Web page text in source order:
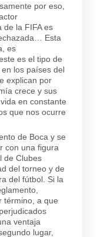
por eso,
de la FIFA es
Esta
es
es el tipo de
los países del
explican por
crece y sus
en constante
que nos ocurre
de Boca y se
con una figura
de Clubes
del torneo y de
del fútbol. Si la
término, a que
ventaja
lugar,